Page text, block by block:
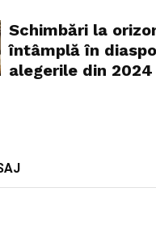
Schimbări la
întâmplă în
alegerile din 2024